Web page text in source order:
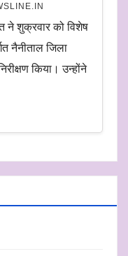
ने शुक्रवार को विशेष
नैनीताल जिला
किया। उन्होंने